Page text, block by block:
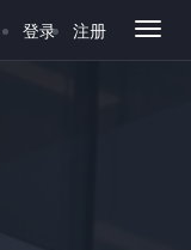
登录 注册